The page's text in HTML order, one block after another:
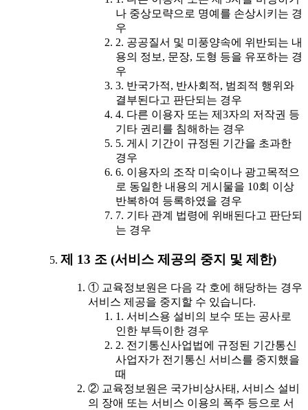
나 중상모략으로 명예를 손상시키는 경
우
2. 공공질서 및 미풍양속에 위반되는 내
용의 정보, 문장, 도형 등을 유포하는 경
우
3. 반국가적, 반사회적, 범죄적 행위와
결부된다고 판단되는 경우
4. 다른 이용자 또는 제3자의 저작권 등
기타 권리를 침해하는 경우
5. 게시 기간이 규정된 기간을 초과한
경우
6. 이용자의 조작 미숙이나 광고목적으
로 동일한 내용의 게시물을 10회 이상
반복하여 등록하였을 경우
7. 기타 관계 법령에 위배된다고 판단되
는 경우
제 13 조 (서비스 제공의 중지 및 제한)
① 교육정보원은 다음 각 호에 해당하는 경우
서비스 제공을 중지할 수 있습니다.
1. 서비스용 설비의 보수 또는 공사로
인한 부득이한 경우
2. 전기통신사업법에 규정된 기간통신
사업자가 전기통신 서비스를 중지했을
때
② 교육정보원은 국가비상사태, 서비스 설비
의 장애 또는 서비스 이용의 폭주 등으로 서